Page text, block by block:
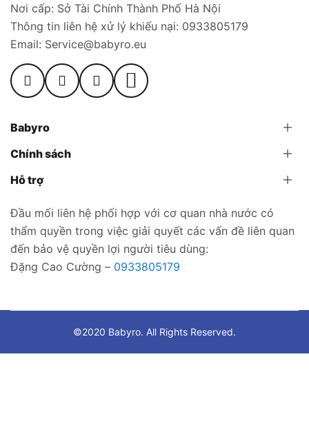
Nơi cấp: Sở Tài Chính Thành Phố Hà Nội
Thông tin liên hệ xử lý khiếu nại: 0933805179
Email: Service@babyro.eu
Babyro
Chính sách
Hỗ trợ
Đầu mối liên hệ phối hợp với cơ quan nhà nước có
thẩm quyền trong việc giải quyết các vấn đề liên quan
đến bảo vệ quyền lợi người tiêu dùng:
Đặng Cao Cường – 0933805179
©2020 Babyro. All Rights Reserved.